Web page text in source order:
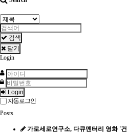
검색
닫기
Login
Login
자동로그인
Posts
가로세로연구소, 다큐멘터리 영화 '